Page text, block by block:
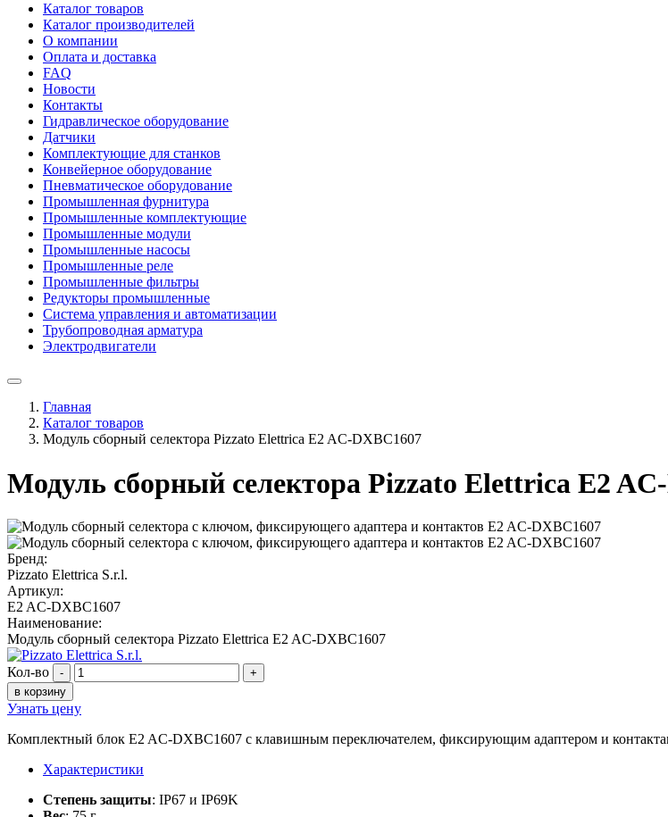
Каталог товаров
Каталог производителей
О компании
Оплата и доставка
FAQ
Новости
Контакты
Гидравлическое оборудование
Датчики
Комплектующие для станков
Конвейерное оборудование
Пневматическое оборудование
Промышленная фурнитура
Промышленные комплектующие
Промышленные модули
Промышленные насосы
Промышленные реле
Промышленные фильтры
Редукторы промышленные
Система управления и автоматизации
Трубопроводная арматура
Электродвигатели
Главная
Каталог товаров
Модуль сборный селектора Pizzato Elettrica E2 AC-DXBC1607
Модуль сборный селектора Pizzato Elettrica E2
Бренд:
Pizzato Elettrica S.r.l.
Артикул:
E2 AC-DXBC1607
Наименование:
Модуль сборный селектора Pizzato Elettrica E2 AC-DXBC1607
Кол-во -
+
в корзину
Узнать цену
Комплектный блок E2 AC-DXBC1607 с клавишным переключателем, фиксирующим адаптером и
Характеристики
Степень защиты: IP67 и IP69K